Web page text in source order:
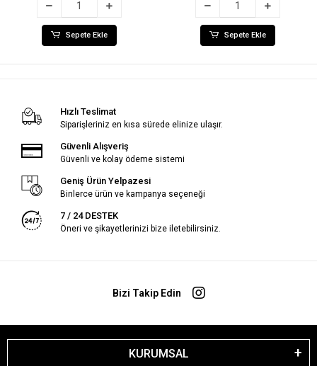
Sepete Ekle Sepete Ekle
Hızlı Teslimat
Siparişleriniz en kısa sürede elinize ulaşır.
Güvenli Alışveriş
Güvenli ve kolay ödeme sistemi
Geniş Ürün Yelpazesi
Binlerce ürün ve kampanya seçeneği
7 / 24 DESTEK
Öneri ve şikayetlerinizi bize iletebilirsiniz.
Bizi Takip Edin
KURUMSAL